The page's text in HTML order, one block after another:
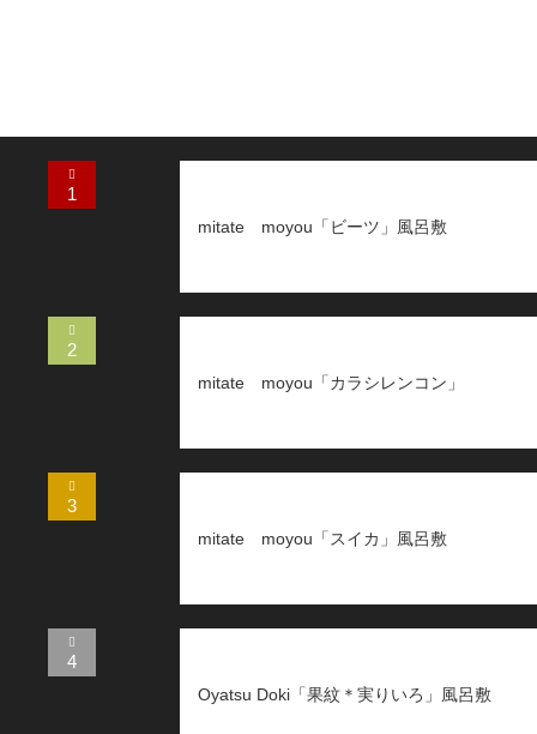
1
mitate moyou「ビーツ」風呂敷
2
mitate moyou「カラシレンコン」
3
mitate moyou「スイカ」風呂敷
4
Oyatsu Doki「果紋＊実りいろ」風呂敷